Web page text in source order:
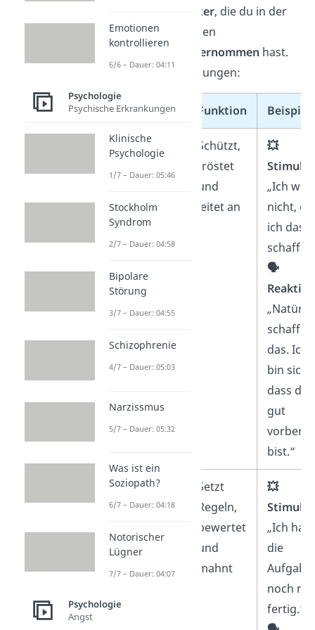
Verhaltensmuster, die du in der
Kindheitvon wichtigen
Bezugspersonen übernommen hast.
Es gibt zwei Ausprägungen:
Ausprägung Funktion
Fürsorgliches
Schützt,
tröstet
und
leitet an
💥
„Ich
nicht, ob
ich das
schaffe.“
🗣️
schaffst
das. Ich
bin
dass du
gut
bist.“
Kritisches
Eltern-Ich
Setzt
Regeln,
bewertet
und
mahnt
💥
„Ich
die
Aufgabe
noch
fertig.“
Emotionen
kontrollieren
6/6 – Dauer: 04:11
Psychologie
Psychische Erkrankungen
Klinische
Psychologie
1/7 – Dauer: 05:46
Stockholm
Syndrom
2/7 – Dauer: 04:58
Bipolare
Störung
3/7 – Dauer: 04:55
Schizophrenie
4/7 – Dauer: 05:03
Narzissmus
5/7 – Dauer: 05:32
Was ist ein
Soziopath?
6/7 – Dauer: 04:18
Notorischer
Lügner
7/7 – Dauer: 04:07
Psychologie
Angst